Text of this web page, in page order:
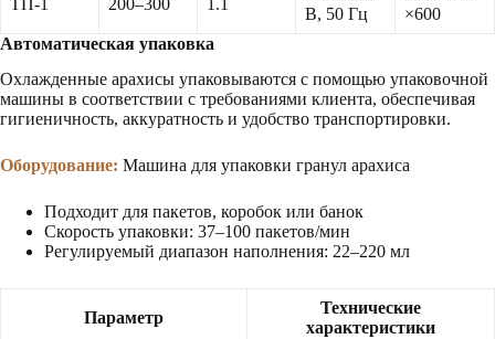
В, 50 Гц
×600
Автоматическая упаковка
Охлажденные арахисы упаковываются с помощью упаковочной
машины в соответствии с требованиями клиента, обеспечивая
гигиеничность, аккуратность и удобство транспортировки.
Оборудование: Машина для упаковки гранул арахиса
Подходит для пакетов, коробок или банок
Скорость упаковки: 37–100 пакетов/мин
Регулируемый диапазон наполнения: 22–220 мл
Параметр
Технические
характеристики